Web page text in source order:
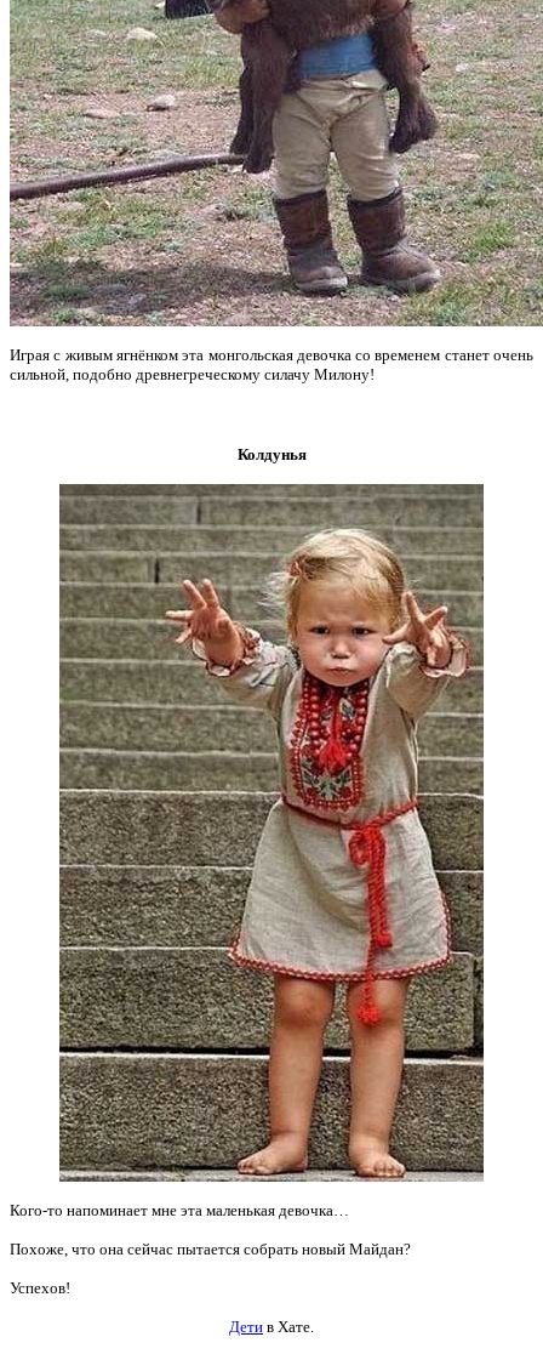
Играя с живым ягнёнком эта монгольская девочка со временем станет очень
сильной, подобно древнегреческому силачу Милону!
Колдунья
Кого-то напоминает мне эта маленькая девочка…
Похоже, что она сейчас пытается собрать новый Майдан?
Успехов!
Дети в Хате.